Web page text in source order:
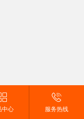
中心

服务热线